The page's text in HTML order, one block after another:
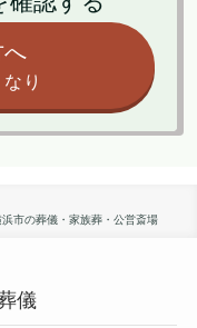
へ
り
市の葬儀・家族葬・公営斎場
儀